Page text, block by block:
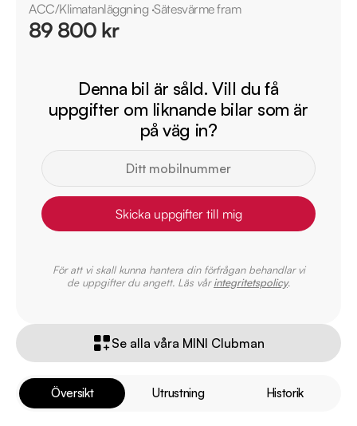
Översikt Utrustning Historik
ACC/Klimatanläggning ·Sätesvärme fram
89 800 kr
Denna bil är såld. Vill du få
uppgifter om liknande bilar som är
på väg in?
Skicka uppgifter till mig
För att vi skall kunna hantera din förfrågan behandlar vi
de uppgifter du angett. Läs vårintegritetspolicy.
Se alla våra MINI Clubman